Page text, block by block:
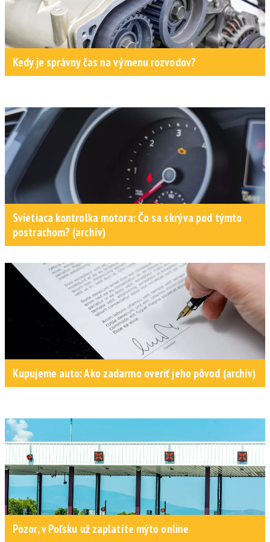
Kedy je správny čas na výmenu rozvodov?
Svietiaca kontrolka motora: Čo sa skrýva pod týmto
postrachom? (archív)
Kupujeme auto: Ako zadarmo overiť jeho pôvod (archív)
Pozor, v Poľsku už zaplatíte mýto online